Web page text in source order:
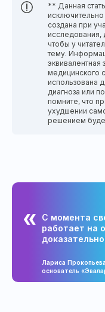
** Данная
создана при
исследования,
чтобы у
тему.
эквивалентная
медицинского
использована
диагноза или
помните, что
ухудшении
решением
С момента
работает на
Лариса Прокопьева,
основатель